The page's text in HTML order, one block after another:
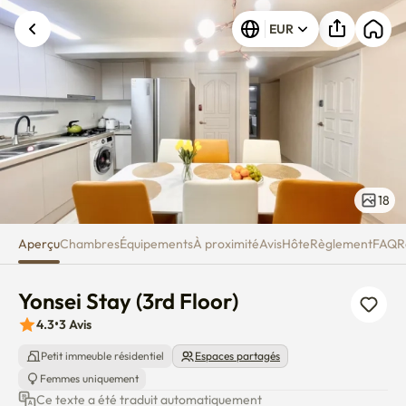
Yonsei Stay (3rd Floor)
EUR
18
AperçuChambresÉquipementsÀ proximitéAvisHôteRèglementFAQ
Yonsei Stay (3rd Floor)
4.3•3Avis
Petit immeuble résidentiel
Espaces partagés
Femmes uniquement
Ce texte a été traduit automatiquement
Une erreur inconnue est survenue. Veuillez
réessayer.